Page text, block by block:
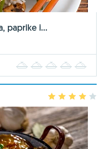
paprike i...
2 3 4
2 3 4